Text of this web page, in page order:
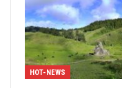
HOT-NEWS